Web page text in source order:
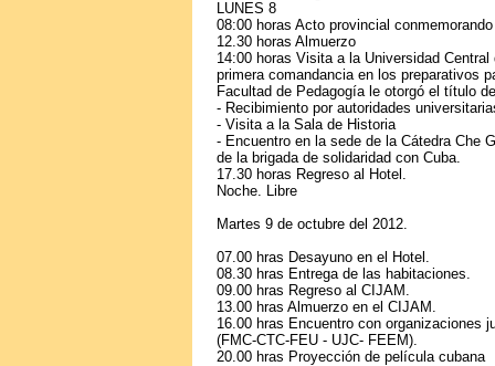
LUNES 8
08:00 horas Acto provincial
12.30 horas Almuerzo
14:00 horas Visita a la Universidad
primera comandancia en los preparativos
Facultad de Pedagogía le otorgó el título
- Recibimiento por autoridades
- Visita a la Sala de Historia
- Encuentro en la sede de la Cátedra Che
de la brigada de solidaridad con Cuba.
17.30 horas Regreso al Hotel.
Noche. Libre
Martes 9 de octubre del 2012.
07.00 hras Desayuno en el Hotel.
08.30 hras Entrega de las habitaciones.
09.00 hras Regreso al CIJAM.
13.00 hras Almuerzo en el CIJAM.
16.00 hras Encuentro con organizaciones
(FMC-CTC-FEU - UJC- FEEM).
20.00 hras Proyección de película cubana